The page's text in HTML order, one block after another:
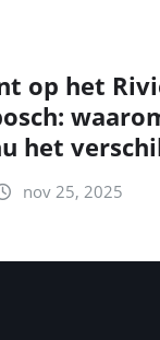
op het
het
nov 25, 2025